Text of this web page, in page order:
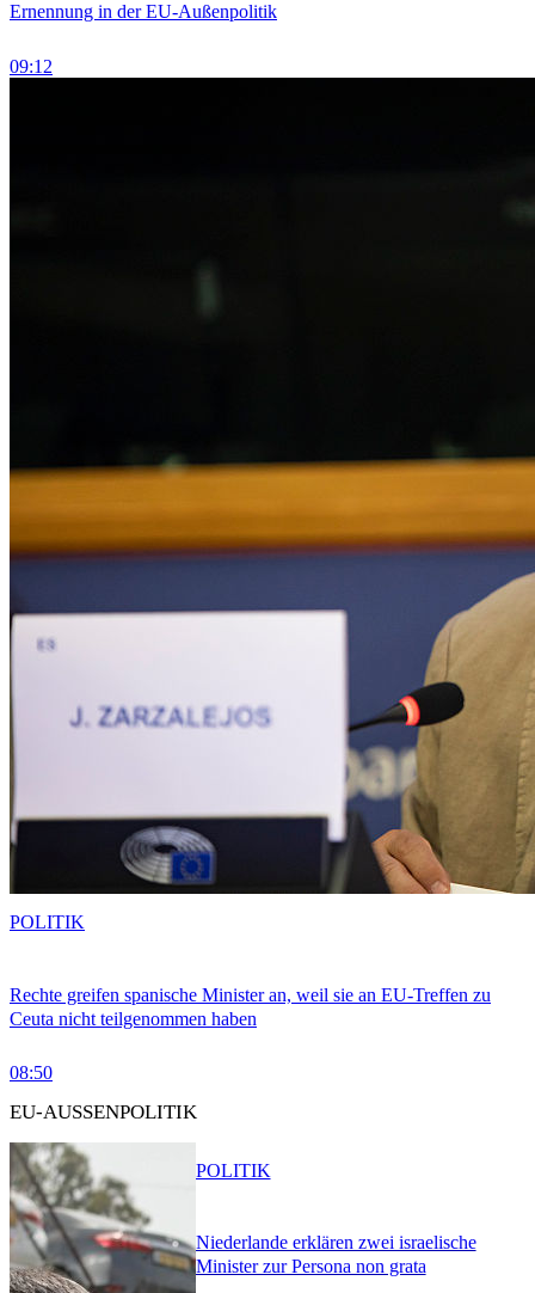
Ernennung in der EU-Außenpolitik
09:12
Rechte greifen spanische Minister an, weil sie an EU-Treffen zu
Ceuta nicht teilgenommen haben
08:50
POLITIK
EU-AUSSENPOLITIK
Niederlande erklären zwei israelische
Minister zur Persona non grata
POLITIK